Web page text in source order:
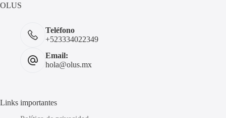
OLUS
Teléfono
+523334022349
Email:
hola@olus.mx
Links importantes